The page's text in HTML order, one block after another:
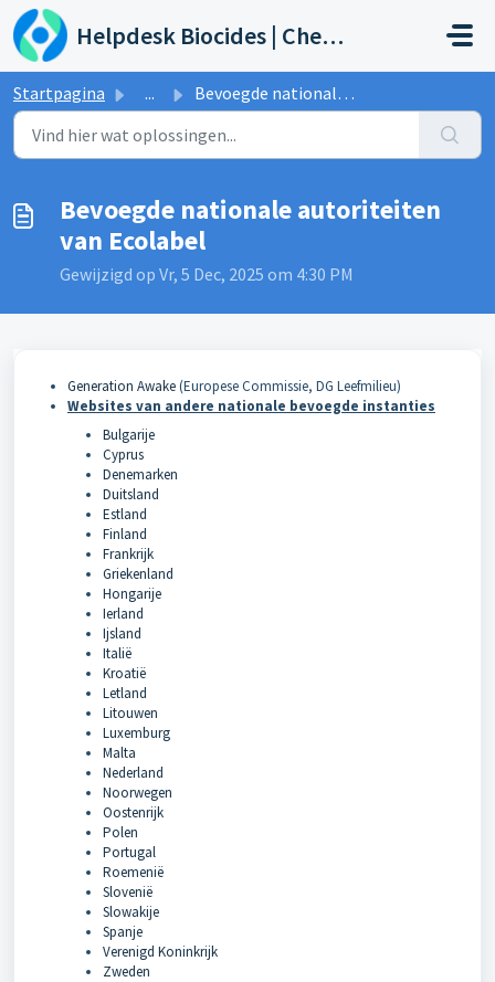
Doorgaan naar hoofdinhoud
Helpdesk Biocides | Chemicals | Products
Startpagina ... Bevoegde nationale autoriteiten van Ecolabel
Bevoegde nationale autoriteiten
van Ecolabel
Gewijzigd op Vr, 5 Dec, 2025 om 4:30 PM
Generation Awake(Europese Commissie, DG Leefmilieu)
Websites van andere nationale bevoegde instanties
Bulgarije
Cyprus
Denemarken
Duitsland
Estland
Finland
Frankrijk
Griekenland
Hongarije
Ierland
Ijsland
Italië
Kroatië
Letland
Litouwen
Luxemburg
Malta
Nederland
Noorwegen
Oostenrijk
Polen
Portugal
Roemenië
Slovenië
Slowakije
Spanje
Verenigd Koninkrijk
Zweden